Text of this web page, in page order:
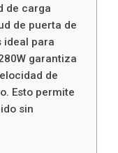
de carga
de puerta de
ideal para
garantiza
de
Esto permite
sin